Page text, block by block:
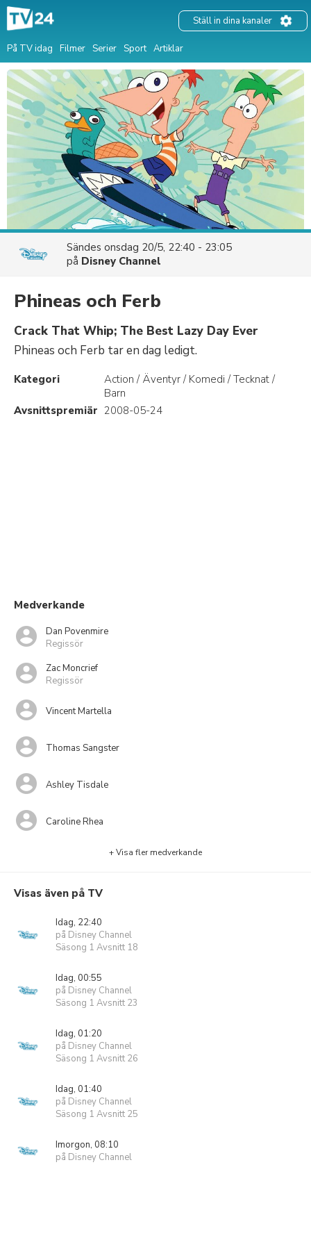
På TV idag Filmer Serier Sport Artiklar
Ställ in dina kanaler
Sändes onsdag 20/5, 22:40 - 23:05
på Disney Channel
Phineas och Ferb
Crack That Whip; The Best Lazy Day Ever
Phineas och Ferb tar en dag ledigt.
Kategori
Action / Äventyr / Komedi / Tecknat /
Barn
Avsnittspremiär 2008-05-24
Medverkande
Dan Povenmire
Regissör
Zac Moncrief
Regissör
Vincent Martella
Thomas Sangster
Ashley Tisdale
Caroline Rhea
+ Visa fler medverkande
Visas även på TV
Idag, 22:40
på Disney Channel
Säsong 1 Avsnitt 18
Idag, 00:55
på Disney Channel
Säsong 1 Avsnitt 23
Idag, 01:20
på Disney Channel
Säsong 1 Avsnitt 26
Idag, 01:40
på Disney Channel
Säsong 1 Avsnitt 25
Imorgon, 08:10
på Disney Channel